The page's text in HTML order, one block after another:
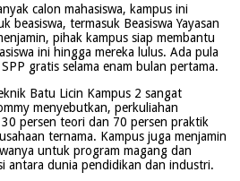
calon mahasiswa, kampus ini
beasiswa, termasuk Beasiswa Yayasan
pihak kampus siap membantu
ini hingga mereka lulus. Ada pula
gratis selama enam bulan pertama.
Batu Licin Kampus 2 sangat
menyebutkan, perkuliahan
persen teori dan 70 persen praktik
ternama. Kampus juga menjamin
untuk program magang dan
antara dunia pendidikan dan industri.